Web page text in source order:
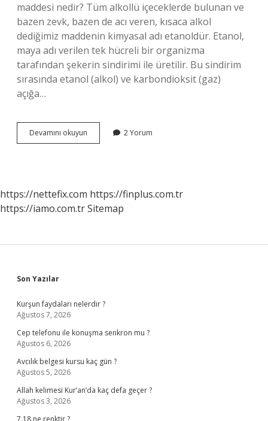
maddesi nedir? Tüm alkollü içeceklerde bulunan ve
bazen zevk, bazen de acı veren, kısaca alkol
dediğimiz maddenin kimyasal adı etanoldür. Etanol,
maya adı verilen tek hücreli bir organizma
tarafından şekerin sindirimi ile üretilir. Bu sindirim
sırasında etanol (alkol) ve karbondioksit (gaz)
açığa…
Devamını okuyun
Formülü
2 Yorum
https://nettefix.com https://finplus.com.tr
https://iamo.com.trSitemap
Sidebar
Son Yazılar
Kurşun faydaları nelerdir ?
Ağustos 7, 2026
Cep telefonu ile konuşma senkron mu ?
Ağustos 6, 2026
Avcılık belgesi kursu kaç gün ?
Ağustos 5, 2026
Allah kelimesi Kur’an’da kaç defa geçer ?
Ağustos 3, 2026
7.18 ne renktir ?